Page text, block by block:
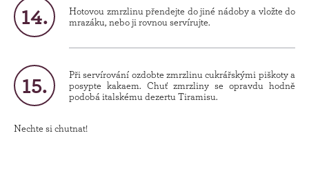
Hotovou zmrzlinu přendejte do jiné nádoby a vložte do
mrazáku, nebo ji rovnou servírujte.
Při servírování ozdobte zmrzlinu cukrářskými piškoty a
posypte kakaem. Chuť zmrzliny se opravdu hodně
podobá italskému dezertu Tiramisu.
Nechte si chutnat!